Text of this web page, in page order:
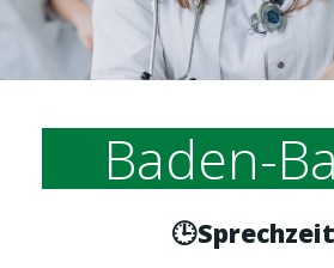
Baden-